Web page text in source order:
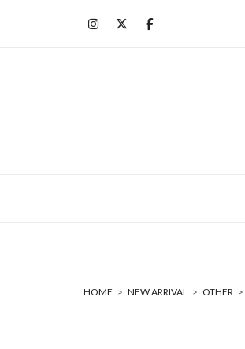
HOME > NEW ARRIVAL > OTHER >